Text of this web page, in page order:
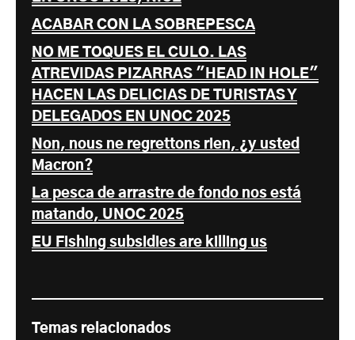
ACABAR CON LA SOBREPESCA
NO ME TOQUES EL CULO. LAS
ATREVIDAS PIZARRAS "HEAD IN HOLE"
HACEN LAS DELICIAS DE TURISTAS Y
DELEGADOS EN UNOC 2025
Non, nous ne regrettons rien, ¿y usted
Macron?
La pesca de arrastre de fondo nos está
matando, UNOC 2025
EU Fishing subsidies are killing us
Temas relacionados